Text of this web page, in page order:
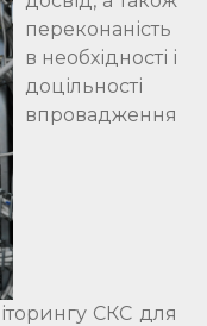
переконаність
в необхідності і
доцільності
впровадження
СКС для